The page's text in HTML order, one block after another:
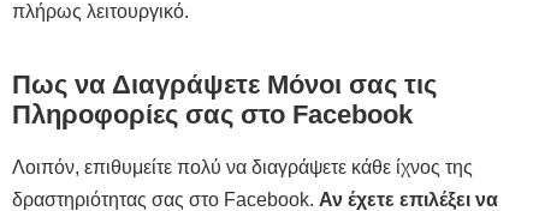
πλήρως λειτουργικό.
Πως να Διαγράψετε Μόνοι σας τις
Πληροφορίες σας στο Facebook
Λοιπόν, επιθυμείτε πολύ να διαγράψετε κάθε ίχνος της
δραστηριότητας σας στο Facebook. Αν έχετε επιλέξει να